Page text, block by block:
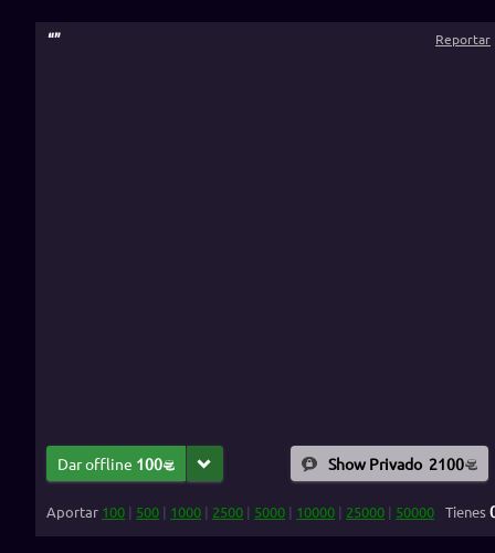
“” Reportar
Dar offline 100 Show Privado 2100
Aportar 100 | 500 | 1000 | 2500 | 5000 | 10000 | 25000 | 50000 Tienes